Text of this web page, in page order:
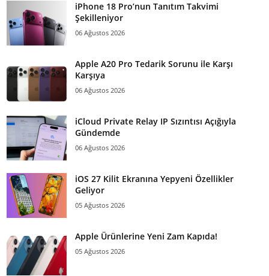
iPhone 18 Pro’nun Tanıtım Takvimi
Şekilleniyor
06 Ağustos 2026
Apple A20 Pro Tedarik Sorunu ile Karşı
Karşıya
06 Ağustos 2026
iCloud Private Relay IP Sızıntısı Açığıyla
Gündemde
06 Ağustos 2026
iOS 27 Kilit Ekranına Yepyeni Özellikler
Geliyor
05 Ağustos 2026
Apple Ürünlerine Yeni Zam Kapıda!
05 Ağustos 2026